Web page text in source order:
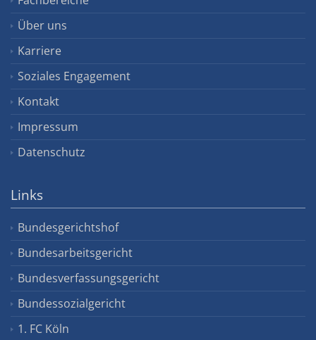
Über uns
Karriere
Soziales Engagement
Kontakt
Impressum
Datenschutz
Links
Bundesgerichtshof
Bundesarbeitsgericht
Bundesverfassungsgericht
Bundessozialgericht
1. FC Köln